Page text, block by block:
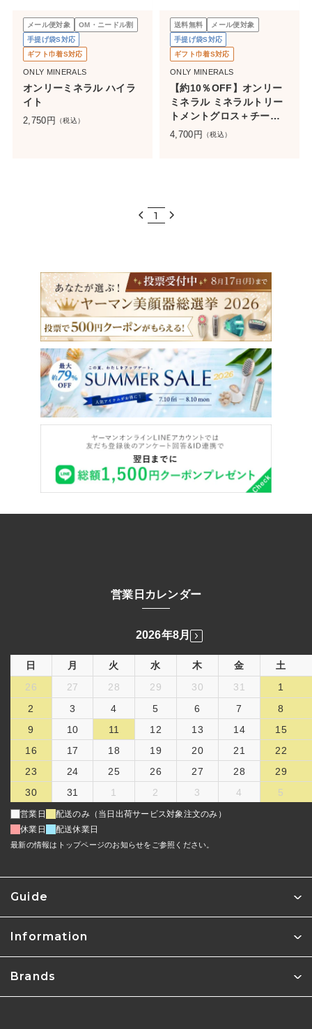
メール便対象
OM・ニードル割
手提げ袋S対応
ギフト巾着S対応
ONLY MINERALS
オンリーミネラル ハイラ
イト
2,750 円 （税込）
送料無料
メール便対象
手提げ袋S対応
ギフト巾着S対応
ONLY MINERALS
【約10％OFF】オンリー
ミネラル ミネラルトリー
トメントグロス＋チーク
セット
4,700 円 （税込）
1
Guide
Information
Brands
営業日カレンダー
2026年8月
日 月 火 水 木 金
土
26
27 28 29 30 31
1
2
3 4 5 6 7
8
9
10 11 12 13 14
15
16
17 18 19 20 21
22
23
24 25 26 27 28
29
30
31 1 2 3 4 5
営業日
配送のみ（当日出荷サービス対象注文のみ）
休業日
配送休業日
最新の情報はトップページのお知らせをご参照ください。